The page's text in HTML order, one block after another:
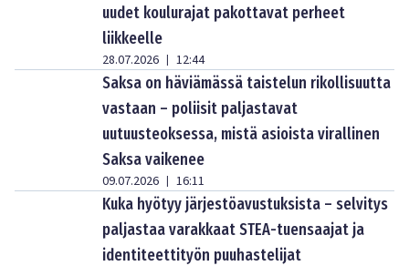
uudet koulurajat pakottavat perheet
liikkeelle
28.07.2026 | 12:44
Saksa on häviämässä taistelun rikollisuutta
vastaan – poliisit paljastavat
uutuusteoksessa, mistä asioista virallinen
Saksa vaikenee
09.07.2026 | 16:11
Kuka hyötyy järjestöavustuksista – selvitys
paljastaa varakkaat STEA-tuensaajat ja
identiteettityön puuhastelijat